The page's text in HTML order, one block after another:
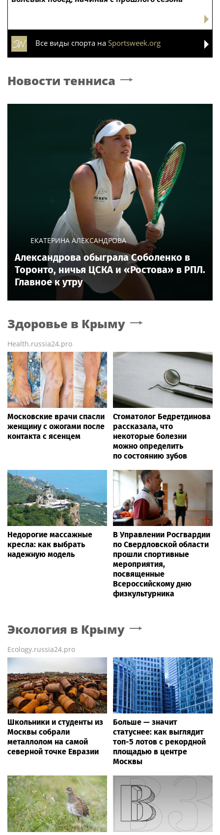
Все виды спорта на Sportsweek.org
Новости тенниса
ЕКАТЕРИНА АЛЕКСАНДРОВА
Александрова обыграла Соболенко в
Торонто, ничья ЦСКА и «Ростова» в РПЛ.
Главное к утру
Здоровье в Крыму
Health.russia24.pro
Московские врачи спасли
женщину с ожогами после
контакта с ясенцем
Стоматолог Бедретдинова
рассказала, что
некоторые болезни
можно определить
по состоянию зубов
Недорогие массажные
кресла: как выбрать
надежную модель
В Управлении Росгвардии
по Свердловской области
прошли спортивные
мероприятия,
посвященные
Всероссийскому дню
физкультурника
Экология в Крыму
Ecology.russia24.pro
Школьники и студенты из
Москвы собрали
металлолом на самой
северной точке Евразии
Больше — значит
статуснее: как выглядит
топ-5 лотов с рекордной
площадью в центре
Москвы